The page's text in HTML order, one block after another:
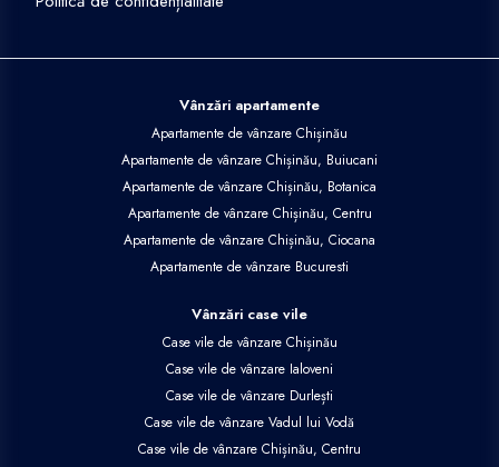
Vânzări apartamente
Apartamente de vânzare Chișinău
Apartamente de vânzare Chișinău, Buiucani
Apartamente de vânzare Chișinău, Botanica
Apartamente de vânzare Chișinău, Centru
Apartamente de vânzare Chișinău, Ciocana
Apartamente de vânzare Bucuresti
Vânzări case vile
Case vile de vânzare Chișinău
Case vile de vânzare Ialoveni
Case vile de vânzare Durlești
Case vile de vânzare Vadul lui Vodă
Case vile de vânzare Chișinău, Centru